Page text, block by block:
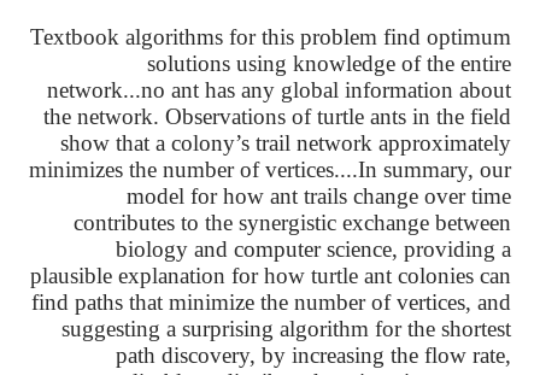
Textbook algorithms for this problem find optimum
solutions using knowledge of the entire
network...no ant has any global information about
the network. Observations of turtle ants in the field
show that a colony’s trail network approximately
minimizes the number of vertices....In summary, our
model for how ant trails change over time
contributes to the synergistic exchange between
biology and computer science, providing a
plausible explanation for how turtle ant colonies can
find paths that minimize the number of vertices, and
suggesting a surprising algorithm for the shortest
path discovery, by increasing the flow rate,